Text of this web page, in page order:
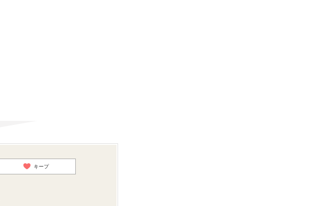
キープ